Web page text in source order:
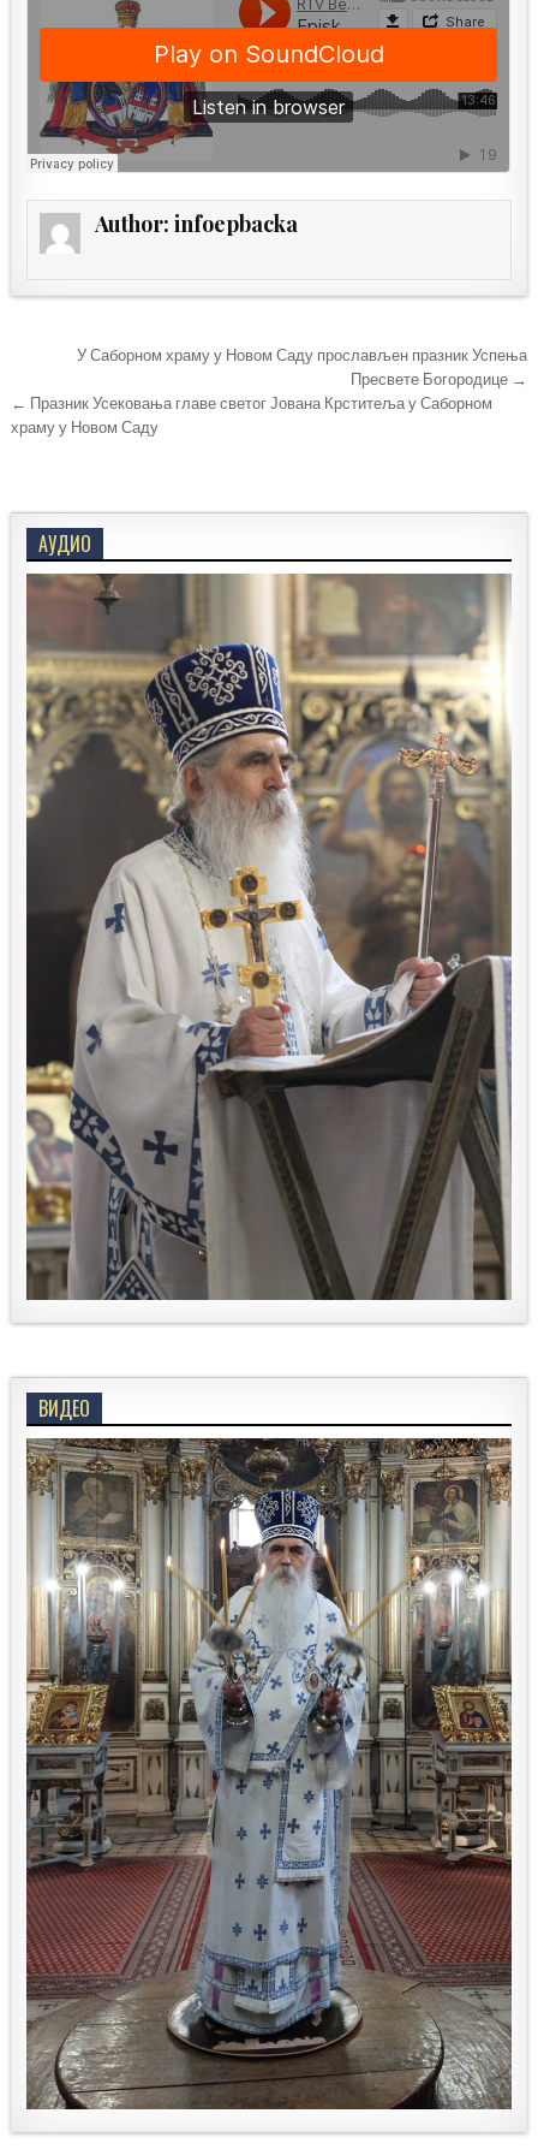
Author:infoepbacka
Кретање
чланка
У Саборном храму у Новом Саду прослављен празник Успења
Пресвете Богородице →
← Празник Усековања главе светог Јована Крститеља у Саборном
храму у Новом Саду
АУДИО
ВИДЕО